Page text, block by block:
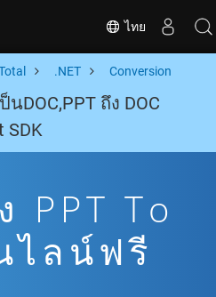
ไทย
.NET Conversion
DOC,PPT ถึง DOC
SDK
PPT To
ไลน์ฟรี